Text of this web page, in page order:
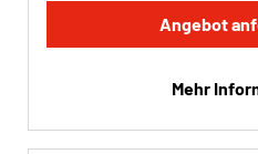
Angebot
Mehr